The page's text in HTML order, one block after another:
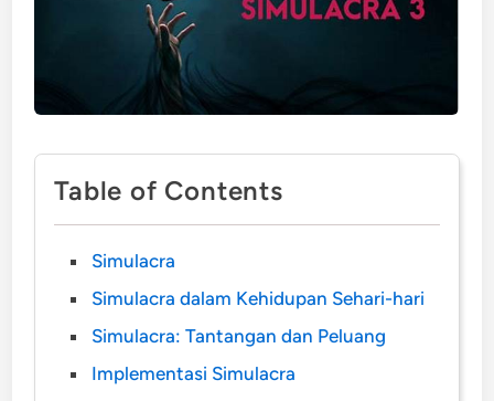
Table of Contents
Simulacra
Simulacra dalam Kehidupan Sehari-hari
Simulacra: Tantangan dan Peluang
Implementasi Simulacra